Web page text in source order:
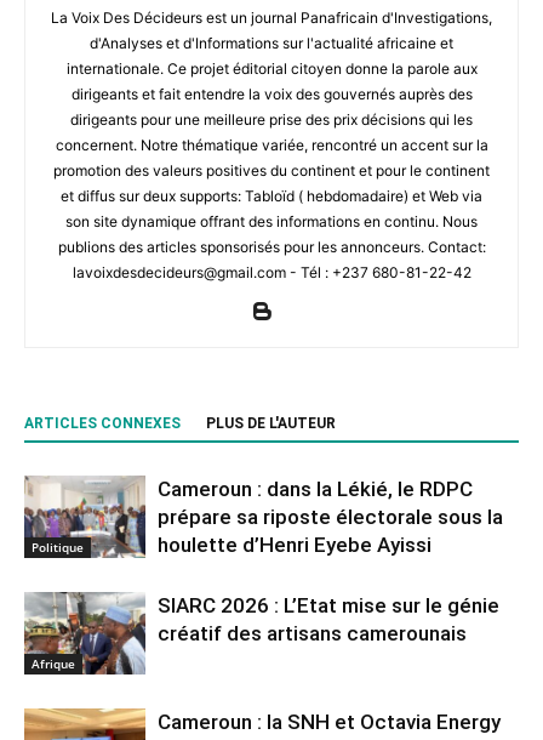
La Voix Des Décideurs est un journal Panafricain d'Investigations,
d'Analyses et d'Informations sur l'actualité africaine et
internationale. Ce projet éditorial citoyen donne la parole aux
dirigeants et fait entendre la voix des gouvernés auprès des
dirigeants pour une meilleure prise des prix décisions qui les
concernent. Notre thématique variée, rencontré un accent sur la
promotion des valeurs positives du continent et pour le continent
et diffus sur deux supports: Tabloïd ( hebdomadaire) et Web via
son site dynamique offrant des informations en continu. Nous
publions des articles sponsorisés pour les annonceurs. Contact:
lavoixdesdecideurs@gmail.com - Tél : +237 680-81-22-42
ARTICLES CONNEXES PLUS DE L'AUTEUR
Politique
Cameroun : dans la Lékié, le RDPC
prépare sa riposte électorale sous la
houlette d’Henri Eyebe Ayissi
Afrique
SIARC 2026 : L’Etat mise sur le génie
créatif des artisans camerounais
Cameroun : la SNH et Octavia Energy